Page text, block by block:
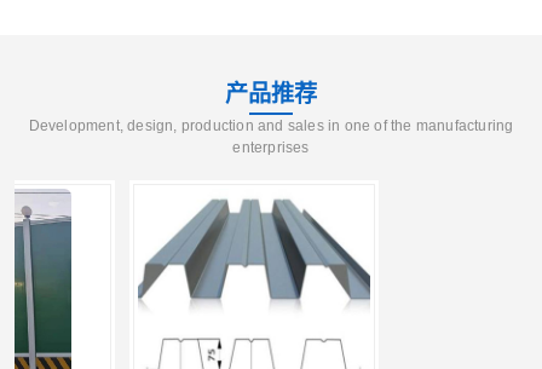
产品推荐
Development, design, production and sales in one of the manufacturing
enterprises